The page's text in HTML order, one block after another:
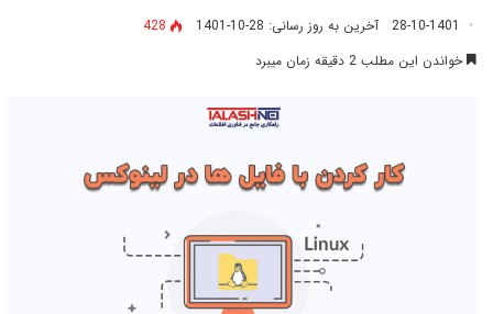
28-10-1401 آخرین به روز رسانی: 28-10-1401
428
خواندن این مطلب 2 دقیقه زمان میبرد